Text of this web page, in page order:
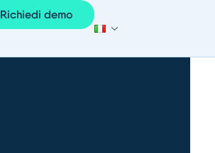
Richiedi demo